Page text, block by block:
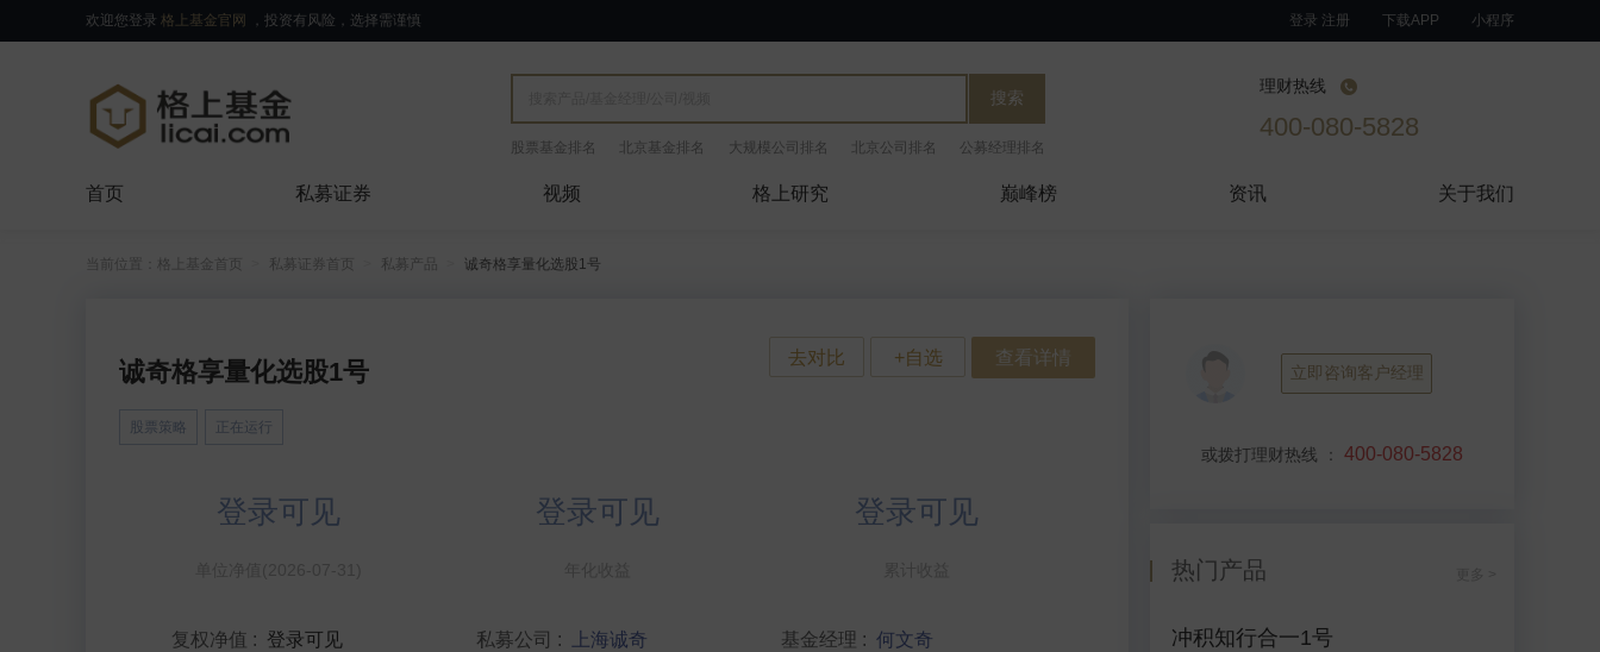
欢迎您登录 格上基金官网 ，投资有风险，选择需谨慎 登录 注册 下载APP 小程序
搜索
股票基金排名 北京基金排名 大规模公司排名 北京公司排名 公募经理排名
理财热线
400-080-5828
首页 私募证券 视频 格上研究 巅峰榜 资讯 关于我们
当前位置： 格上基金首页 私募证券首页 私募产品 诚奇格享量化选股1号
诚奇格享量化选股1号
股票策略 正在运行
查看详情
登录可见 登录可见 登录可见
复权净值 : 登录可见 私募公司 : 上海诚奇 基金经理 : 何文奇
立即咨询客户经理
或拨打理财热线 ： 400-080-5828
热门产品
冲积知行合一1号